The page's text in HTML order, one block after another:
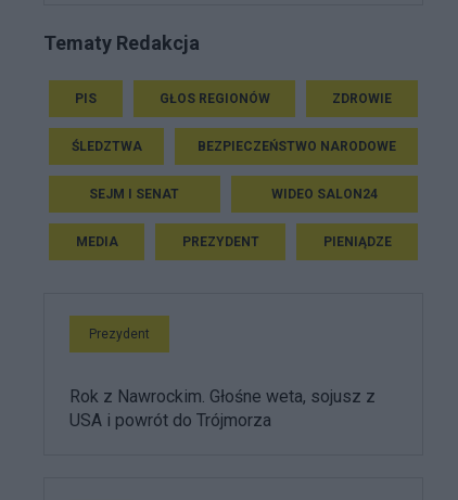
Tematy Redakcja
PIS GŁOS REGIONÓW ZDROWIE
ŚLEDZTWA BEZPIECZEŃSTWO NARODOWE
SEJM I SENAT WIDEO SALON24
MEDIA PREZYDENT PIENIĄDZE
Prezydent
Rok z Nawrockim. Głośne weta, sojusz z
USA i powrót do Trójmorza